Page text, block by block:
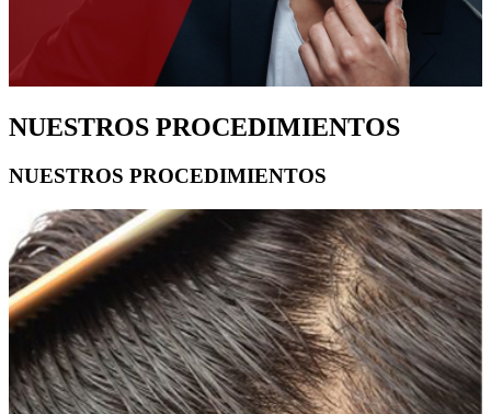
NUESTROS PROCEDIMIENTOS
NUESTROS PROCEDIMIENTOS